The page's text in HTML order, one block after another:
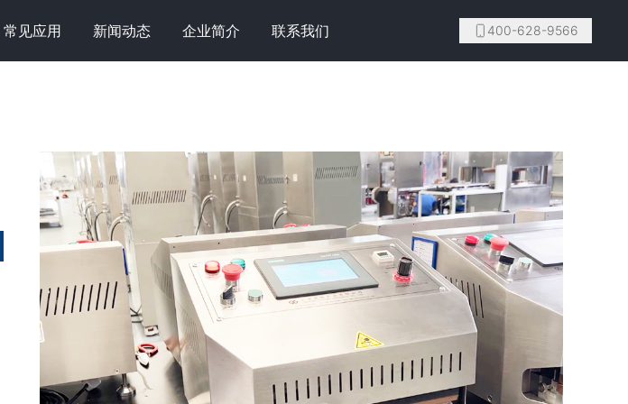
常见应用 新闻动态 企业简介 联系我们 400-628-9566